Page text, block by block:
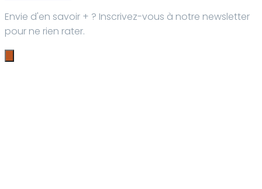
Envie d'en savoir + ? Inscrivez-vous à notre newsletter
pour ne rien rater.